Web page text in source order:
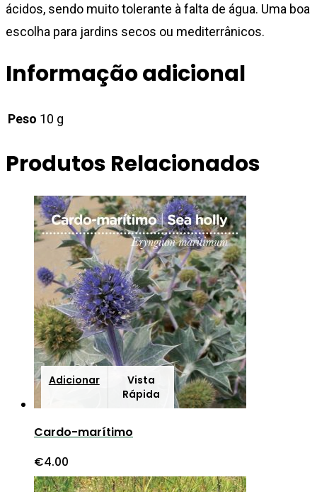
ácidos, sendo muito tolerante à falta de água. Uma boa
escolha para jardins secos ou mediterrânicos.
Informação adicional
Peso 10 g
Produtos Relacionados
Adicionar
Vista
Rápida
Cardo-marítimo
€4.00